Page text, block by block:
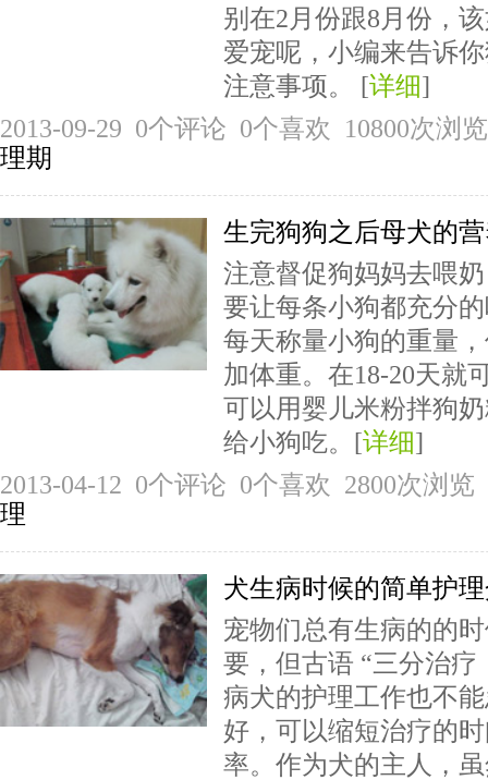
别在2月份跟8月份，
爱宠呢，小编来告诉
注意事项。 [详细]
2013-09-29 0个评论 0个喜欢 10800次浏
理期
生完狗狗之后母犬的
注意督促狗妈妈去喂
要让每条小狗都充分
每天称量小狗的重量
加体重。在18-20天就
可以用婴儿米粉拌狗
给小狗吃。[详细]
2013-04-12 0个评论 0个喜欢 2800次浏
理
犬生病时候的简单护
宠物们总有生病的的
要，但古语 “三分治
病犬的护理工作也不
好，可以缩短治疗的
率。作为犬的主人，